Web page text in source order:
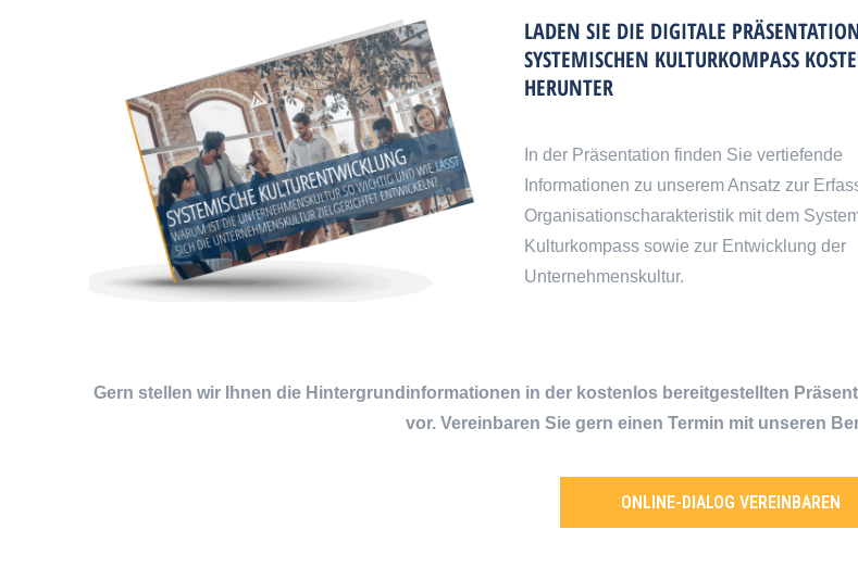
LADEN SIE DIE DIGITALE
SYSTEMISCHEN KULTURKOMPASS
HERUNTER
In der Präsentation finden Sie vertiefende
Informationen zu unserem Ansatz zur
Organisationscharakteristik mit dem
Kulturkompass sowie zur Entwicklung der
Unternehmenskultur.
Gern stellen wir Ihnen die Hintergrundinformationen in der kostenlos bereitgestellten
vor. Vereinbaren Sie gern einen Termin mit unseren
ONLINE-DIALOG VEREINBAREN